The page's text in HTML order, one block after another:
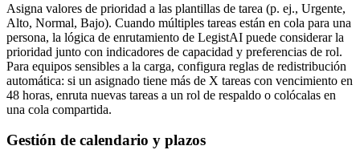
Asigna valores de prioridad a las plantillas de tarea (p. ej., Urgente,
Alto, Normal, Bajo). Cuando múltiples tareas están en cola para una
persona, la lógica de enrutamiento de LegistAI puede considerar la
prioridad junto con indicadores de capacidad y preferencias de rol.
Para equipos sensibles a la carga, configura reglas de redistribución
automática: si un asignado tiene más de X tareas con vencimiento en
48 horas, enruta nuevas tareas a un rol de respaldo o colócalas en
una cola compartida.
Gestión de calendario y plazos